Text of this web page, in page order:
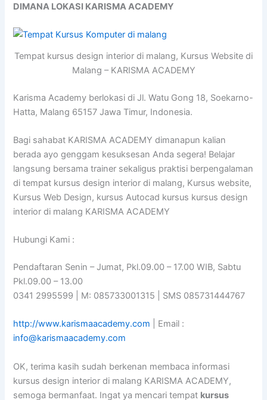
DIMANA LOKASI KARISMA ACADEMY
Tempat kursus design interior di malang, Kursus Website di
Malang – KARISMA ACADEMY
Karisma Academy berlokasi di Jl. Watu Gong 18, Soekarno-
Hatta, Malang 65157 Jawa Timur, Indonesia.
Bagi sahabat KARISMA ACADEMY dimanapun kalian
berada ayo genggam kesuksesan Anda segera! Belajar
langsung bersama trainer sekaligus praktisi berpengalaman
di tempat kursus design interior di malang, Kursus website,
Kursus Web Design, kursus Autocad kursus kursus design
interior di malang KARISMA ACADEMY
Hubungi Kami :
Pendaftaran Senin – Jumat, Pkl.09.00 – 17.00 WIB, Sabtu
Pkl.09.00 – 13.00
0341 2995599 | M: 085733001315 | SMS 085731444767
http://www.karismaacademy.com | Email :
info@karismaacademy.com
OK, terima kasih sudah berkenan membaca informasi
kursus design interior di malang KARISMA ACADEMY,
semoga bermanfaat. Ingat ya mencari tempat kursus